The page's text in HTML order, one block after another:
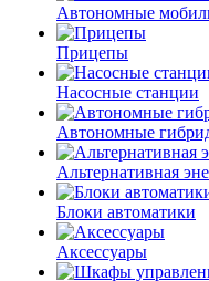
Автономные
Прицепы
Насосные станции
Автономные
Альтернативная
Блоки автоматики
Аксессуары